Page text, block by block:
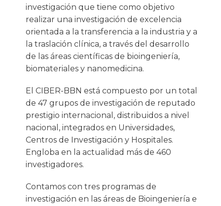
investigación que tiene como objetivo
realizar una investigación de excelencia
orientada a la transferencia a la industria y a
la traslación clínica, a través del desarrollo
de las áreas científicas de bioingeniería,
biomateriales y nanomedicina.
El CIBER-BBN está compuesto por un total
de 47 grupos de investigación de reputado
prestigio internacional, distribuidos a nivel
nacional, integrados en Universidades,
Centros de Investigación y Hospitales.
Engloba en la actualidad más de 460
investigadores.
Contamos con tres programas de
investigación en las áreas de Bioingeniería e